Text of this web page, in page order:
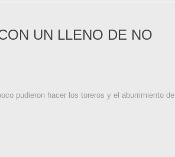
UN LLENO DE NO
pudieron hacer los toreros y el aburrimiento de